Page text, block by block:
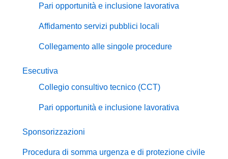
Pari opportunità e inclusione lavorativa
Affidamento servizi pubblici locali
Collegamento alle singole procedure
Esecutiva
Collegio consultivo tecnico (CCT)
Pari opportunità e inclusione lavorativa
Sponsorizzazioni
Procedura di somma urgenza e di protezione civile